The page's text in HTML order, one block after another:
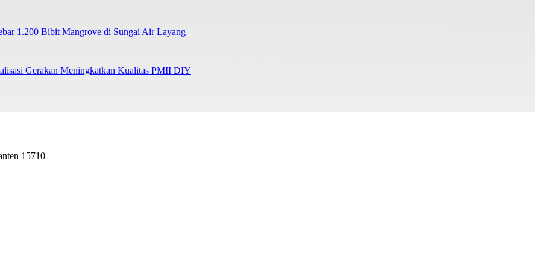
1.200 Bibit Mangrove di Sungai Air Layang
Gerakan Meningkatkan Kualitas PMII DIY
15710